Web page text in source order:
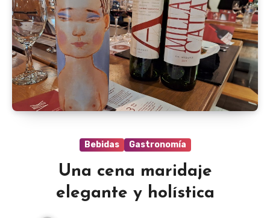
Bebidas Gastronomía
Una cena maridaje
elegante y holística